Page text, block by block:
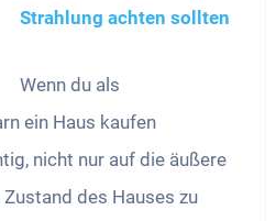
Strahlung achten sollten
Wenn du als
ein Haus kaufen
nicht nur auf die äußere
des Hauses zu